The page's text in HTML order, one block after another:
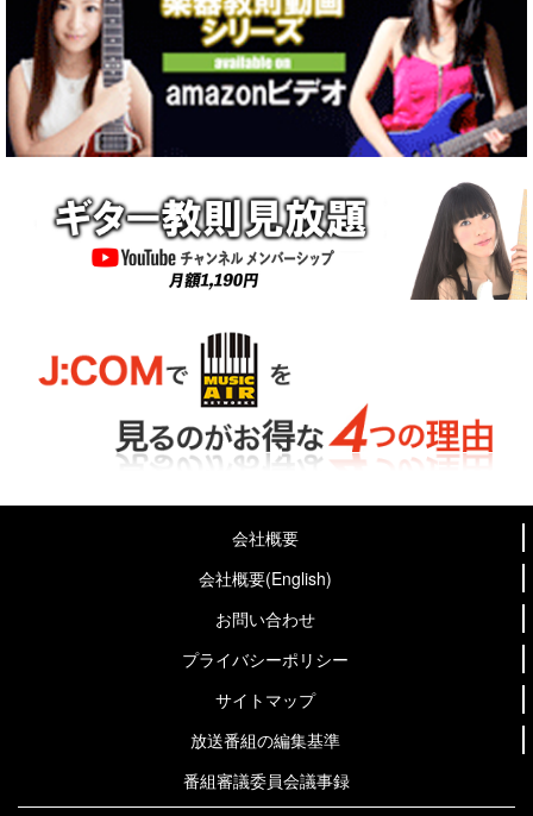
会社概要
会社概要(English)
お問い合わせ
プライバシーポリシー
サイトマップ
放送番組の編集基準
番組審議委員会議事録